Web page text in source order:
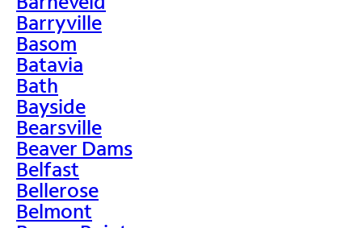
Barryville
Basom
Batavia
Bath
Bayside
Bearsville
Beaver Dams
Belfast
Bellerose
Belmont